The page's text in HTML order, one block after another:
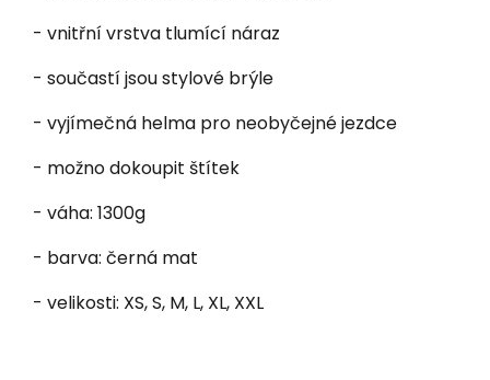
- vnitřní vrstva tlumící náraz
- součastí jsou stylové brýle
- vyjímečná helma pro neobyčejné jezdce
- možno dokoupit štítek
- váha: 1300g
- barva: černá mat
- velikosti: XS, S, M, L, XL, XXL